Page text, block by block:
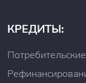
КРЕДИТЫ: